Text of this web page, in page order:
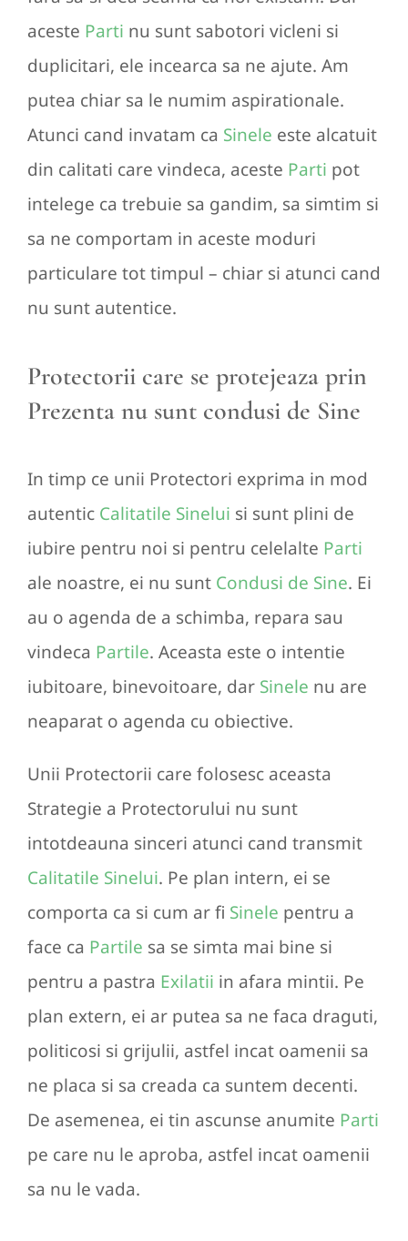
aceste Parti nu sunt sabotori vicleni si
duplicitari, ele incearca sa ne ajute. Am
putea chiar sa le numim aspirationale.
Atunci cand invatam ca Sinele este alcatuit
din calitati care vindeca, aceste Parti pot
intelege ca trebuie sa gandim, sa simtim si
sa ne comportam in aceste moduri
particulare tot timpul – chiar si atunci cand
nu sunt autentice.
Protectorii care se protejeaza prin
Prezenta nu sunt condusi de Sine
In timp ce unii Protectori exprima in mod
autentic Calitatile Sinelui si sunt plini de
iubire pentru noi si pentru celelalte Parti
ale noastre, ei nu sunt Condusi de Sine. Ei
au o agenda de a schimba, repara sau
vindeca Partile. Aceasta este o intentie
iubitoare, binevoitoare, dar Sinele nu are
neaparat o agenda cu obiective.
Unii Protectorii care folosesc aceasta
Strategie a Protectorului nu sunt
intotdeauna sinceri atunci cand transmit
Calitatile Sinelui. Pe plan intern, ei se
comporta ca si cum ar fi Sinele pentru a
face ca Partile sa se simta mai bine si
pentru a pastra Exilatii in afara mintii. Pe
plan extern, ei ar putea sa ne faca draguti,
politicosi si grijulii, astfel incat oamenii sa
ne placa si sa creada ca suntem decenti.
De asemenea, ei tin ascunse anumite Parti
pe care nu le aproba, astfel incat oamenii
sa nu le vada.